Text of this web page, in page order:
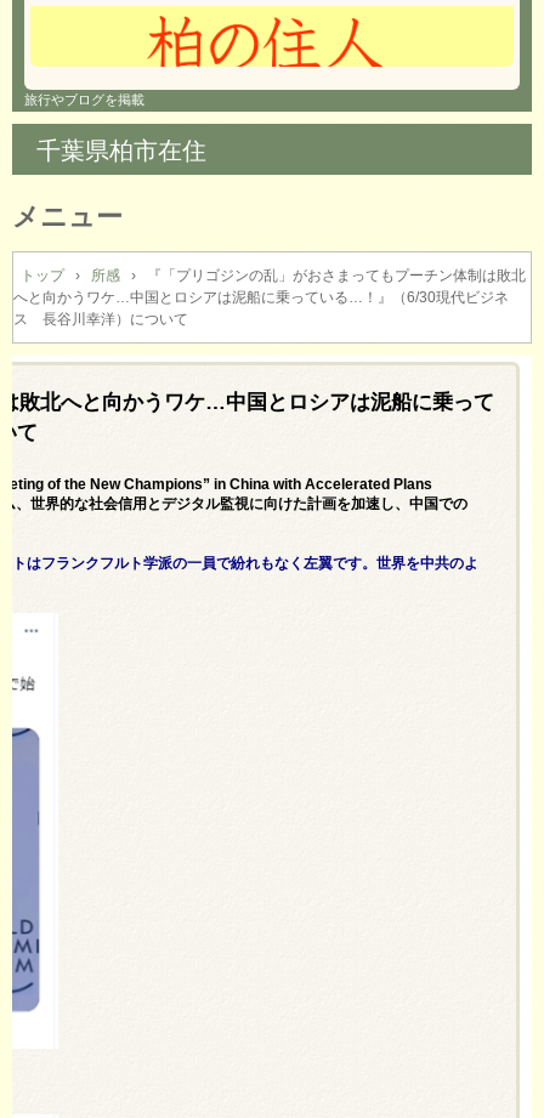
旅行やブログを掲載
千葉県柏市在住
メニュー
コ
ン
テ
ン
ス
キ
プ
トップ › 所感 ›
『「プリゴジンの乱」がおさまってもプーチン体制は敗北
へと向かうワケ…中国とロシアは泥船に乗っている…！』（6/30現代ビジネ
ス 長谷川幸洋）について
敗北へと向かうワケ…中国とロシアは泥船に乗って
て
of the New Champions” in China with Accelerated Plans
世界的な社会信用とデジタル監視に向けた計画を加速し、中国での
はフランクフルト学派の一員で紛れもなく左翼です。世界を中共のよ